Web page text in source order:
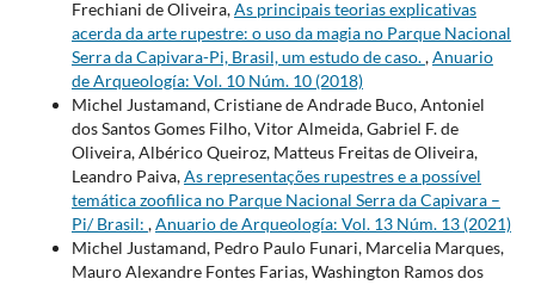
Frechiani de Oliveira,As principais teorias explicativas
acerda da arte rupestre: o uso da magia no Parque Nacional
Serra da Capivara-Pi, Brasil, um estudo de caso.,Anuario
de Arqueología: Vol. 10 Núm. 10 (2018)
Michel Justamand, Cristiane de Andrade Buco, Antoniel
dos Santos Gomes Filho, Vitor Almeida, Gabriel F. de
Oliveira, Albérico Queiroz, Matteus Freitas de Oliveira,
Leandro Paiva,As representações rupestres e a possível
temática zoofilica no Parque Nacional Serra da Capivara –
Pi/ Brasil: ,Anuario de Arqueología: Vol. 13 Núm. 13 (2021)
Michel Justamand, Pedro Paulo Funari, Marcelia Marques,
Mauro Alexandre Fontes Farias, Washington Ramos dos